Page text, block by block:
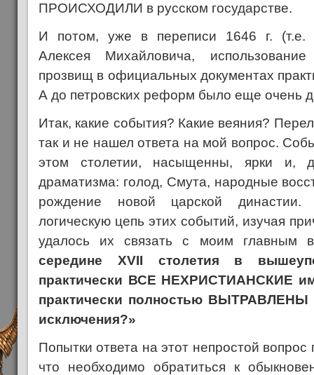
ПРОИСХОДИЛИ в русском государстве.
И потом, уже в переписи 1646 г. (т.е.
Алексея Михайловича,
прозвищ в официальных документах
А до петровских реформ было еще очень
Итак, какие события? Какие веяния?
так и не нашел ответа на мой вопрос.
этом столетии, насыщенны, ярки и,
драматизма: голод, Смута, народные
рождение новой царской
логическую цепь этих событий, изучая
удалось их связать с моим главным
середине XVII столетия в
практически ВСЕ НЕХРИСТИАНСКИЕ
практически полностью ВЫТРАВЛЕНЫ
исключения?»
Попытки ответа на этот непростой вопрос
что необходимо обратиться к